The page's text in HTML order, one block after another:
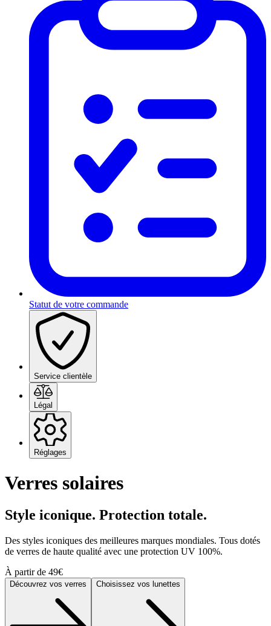
Statut de votre commande
Service clientèle
Légal
Réglages
Verres solaires
Style iconique. Protection totale.
Des styles iconiques des meilleures marques mondiales. Tous dotés
de verres de haute qualité avec une protection UV 100%.
À partir de 49€
Découvrez vos verres Choisissez vos lunettes